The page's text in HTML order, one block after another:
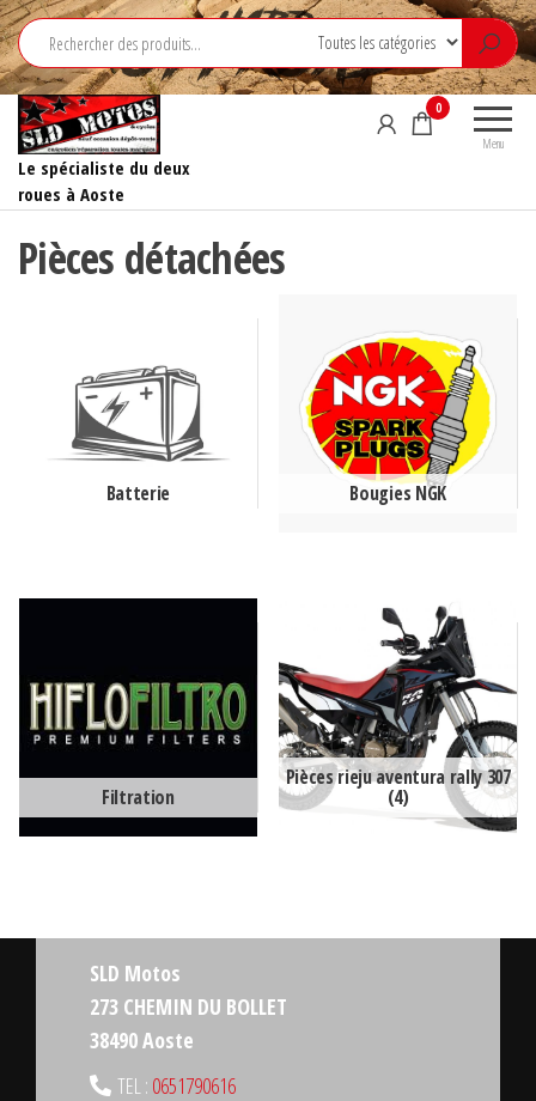
Aller
au
contenu
Le spécialiste du deux
roues à Aoste
Menu
0
Pièces détachées
Batterie Bougies NGK
Filtration
Pièces rieju aventura rally 307
(4)
SLD Motos
273 CHEMIN DU BOLLET
38490 Aoste
TEL : 0651790616